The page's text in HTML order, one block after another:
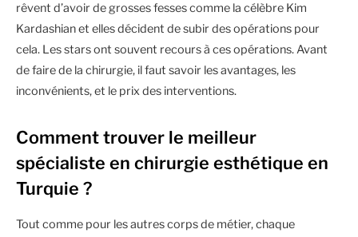
rêvent d’avoir de grosses fesses comme la célèbre Kim
Kardashian et elles décident de subir des opérations pour
cela. Les stars ont souvent recours à ces opérations. Avant
de faire de la chirurgie, il faut savoir les avantages, les
inconvénients, et le prix des interventions.
Comment trouver le meilleur
spécialiste en chirurgie esthétique en
Turquie ?
Tout comme pour les autres corps de métier, chaque